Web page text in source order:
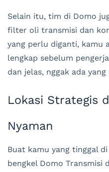
Selain itu, tim di Domo
filter oli transmisi dan
yang perlu diganti, kamu
lengkap sebelum
dan jelas, nggak ada
Lokasi Strategis
Nyaman
Buat kamu yang tinggal
bengkel Domo Transmisi